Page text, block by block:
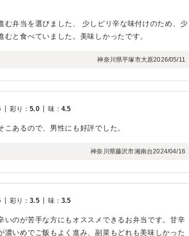
弁当を選びました、 少しピリ辛な味付けのため、少
と食べていました。美味しかったです。
神奈川県平塚市大原2026/05/11
彩り ：5.0 味：4.5
あるので、男性にも好評でした。
神奈川県藤沢市湘南台2024/04/16
彩り ：3.5 味：3.5
のが苦手な方にもオススメできるお弁当です。甘辛
いめでご飯もよく進み、副菜もどれも美味しかった